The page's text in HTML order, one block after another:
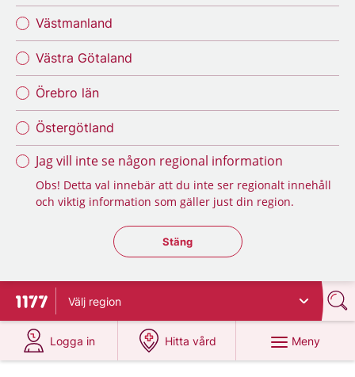
Västmanland
Västra Götaland
Örebro län
Östergötland
Jag vill inte se någon regional information
Obs! Detta val innebär att du inte ser regionalt innehåll
och viktig information som gäller just din region.
Stäng regionsväljaren
Stäng
Till startsidan för 1177
Välj region
Logga in
på 1177.se
Hitta vård
på 1177.se
Meny